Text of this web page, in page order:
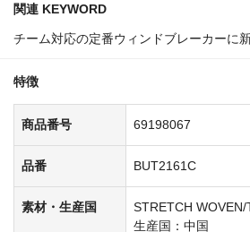
関連 KEYWORD
チーム対応の定番ウィンドブレーカーに
特徴
商品番号 69198067
品番 BUT2161C
素材・生産国
STRETCH WOVEN/
生産国：中国